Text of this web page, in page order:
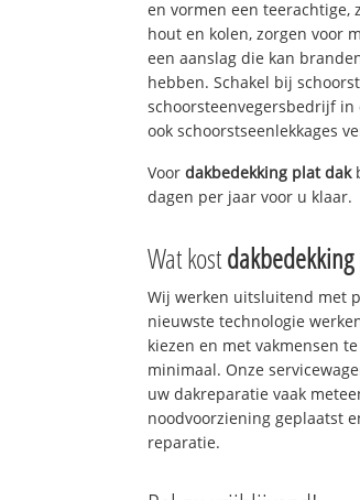
en vormen een teerachtige,
hout en kolen, zorgen voor
een aanslag die kan
hebben. Schakel bij
schoorsteenvegersbedrijf in
ook schoorstseenlekkages
Voordakbedekking plat dak
dagen per jaar voor u klaar.
Wat kost
Wij werken uitsluitend met
nieuwste technologie
kiezen en met vakmensen
minimaal. Onze
uw dakreparatie vaak
noodvoorziening geplaatst
reparatie.